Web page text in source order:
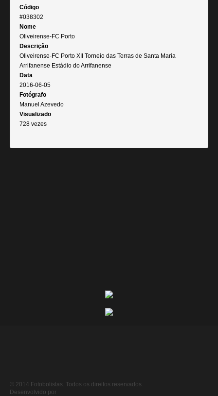
Código
#038302
Nome
Oliveirense-FC Porto
Descrição
Oliveirense-FC Porto XII Torneio das Terras de Santa Maria
Arrifanense Estádio do Arrifanense
Data
2016-06-05
Fotógrafo
Manuel Azevedo
Visualizado
728 vezes
© 2014 Fotobolistas. Todos os direitos reservados.
Desenvolvido por